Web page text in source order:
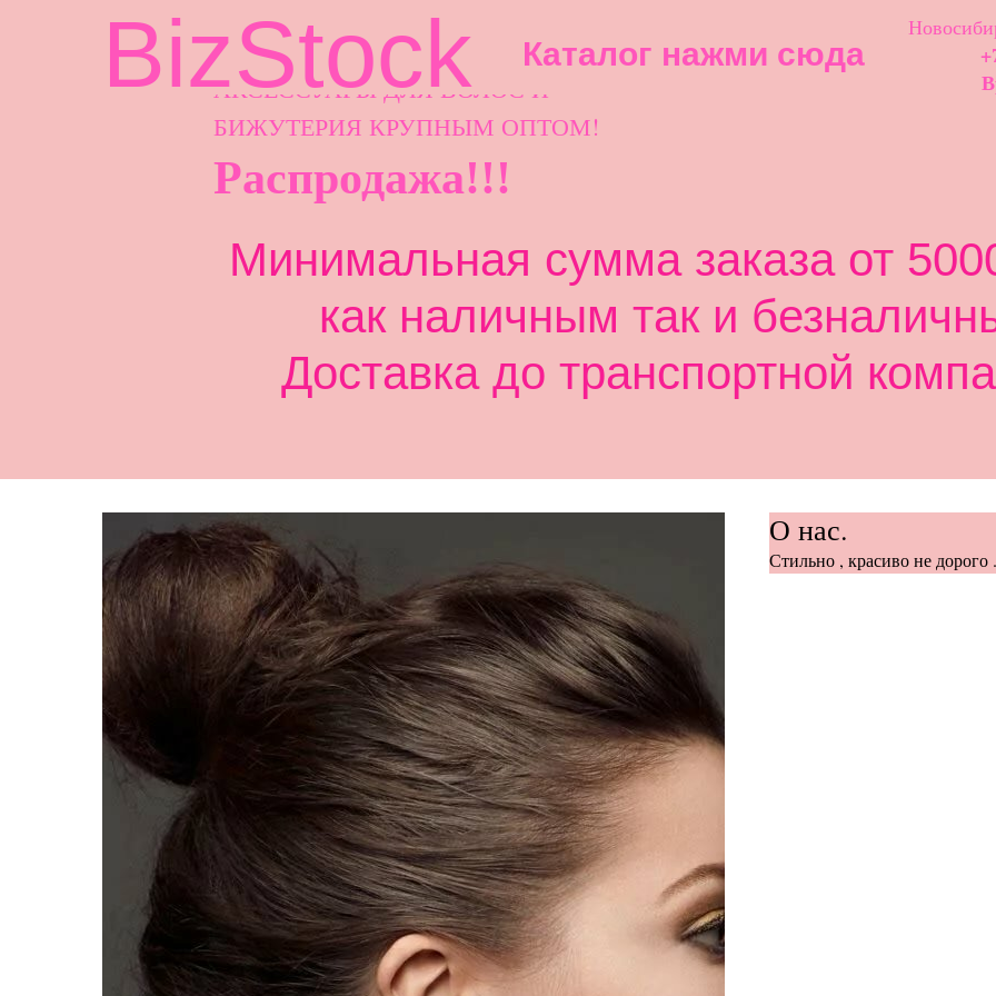
АКСЕССУАРЫ ДЛЯ ВОЛОС И
БИЖУТЕРИЯ КРУПНЫМ ОПТОМ!
Распродажа!!!
Минимальная сумма заказа от
как наличным так и
Доставка до транспортной
BizStock Каталог нажми сюда +
О нас.
Стильно , красиво не дорого